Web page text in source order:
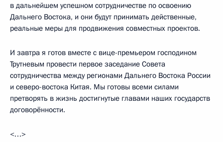
в дальнейшем успешном сотрудничестве по освоению
Дальнего Востока, и они будут принимать действенные,
реальные меры для продвижения совместных проектов.
И завтра я готов вместе с вице-премьером господином
Трутневым провести первое заседание Совета
сотрудничества между регионами Дальнего Востока России
и северо-востока Китая. Мы готовы всеми силами
претворять в жизнь достигнутые главами наших государств
договорённости.
<…>